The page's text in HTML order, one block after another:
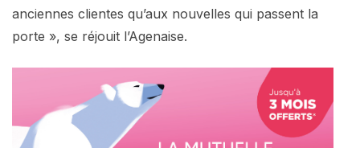
anciennes clientes qu’aux nouvelles qui passent la
porte », se réjouit l’Agenaise.